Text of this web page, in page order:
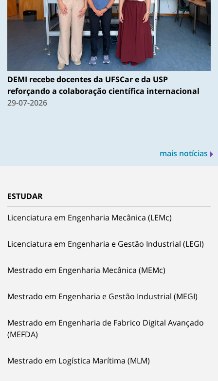
DEMI recebe docentes da UFSCar e da USP
reforçando a colaboração científica internacional
29-07-2026
mais notícias
ESTUDAR
Licenciatura em Engenharia Mecânica (LEMc)
Licenciatura em Engenharia e Gestão Industrial (LEGI)
Mestrado em Engenharia Mecânica (MEMc)
Mestrado em Engenharia e Gestão Industrial (MEGI)
Mestrado em Engenharia de Fabrico Digital Avançado
(MEFDA)
Mestrado em Logística Marítima (MLM)